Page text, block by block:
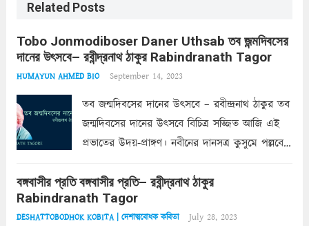
Related Posts
Tobo Jonmodiboser Daner Uthsab তব জন্মদিবসের
দানের উৎসবে– রবীন্দ্রনাথ ঠাকুর Rabindranath Tagor
HUMAYUN AHMED BIO September 14, 2023
তব জন্মদিবসের দানের উৎসবে – রবীন্দ্রনাথ ঠাকুর তব
জন্মদিবসের দানের উৎসবে বিচিত্র সজ্জিত আজি এই
প্রভাতের উদয়-প্রাঙ্গণ। নবীনের দানসত্র কুসুমে পল্লবে
আপন ভাণ্ডার, তোমারে সম্মুখে রাখি পেল সে সুযোগ।
দাতা আর গ্রহীতার...
বঙ্গবাসীর প্রতি বঙ্গবাসীর প্রতি– রবীন্দ্রনাথ ঠাকুর
Rabindranath Tagor
DESHATTOBODHOK KOBITA | দেশাত্মবোধক কবিতা July 28, 2023